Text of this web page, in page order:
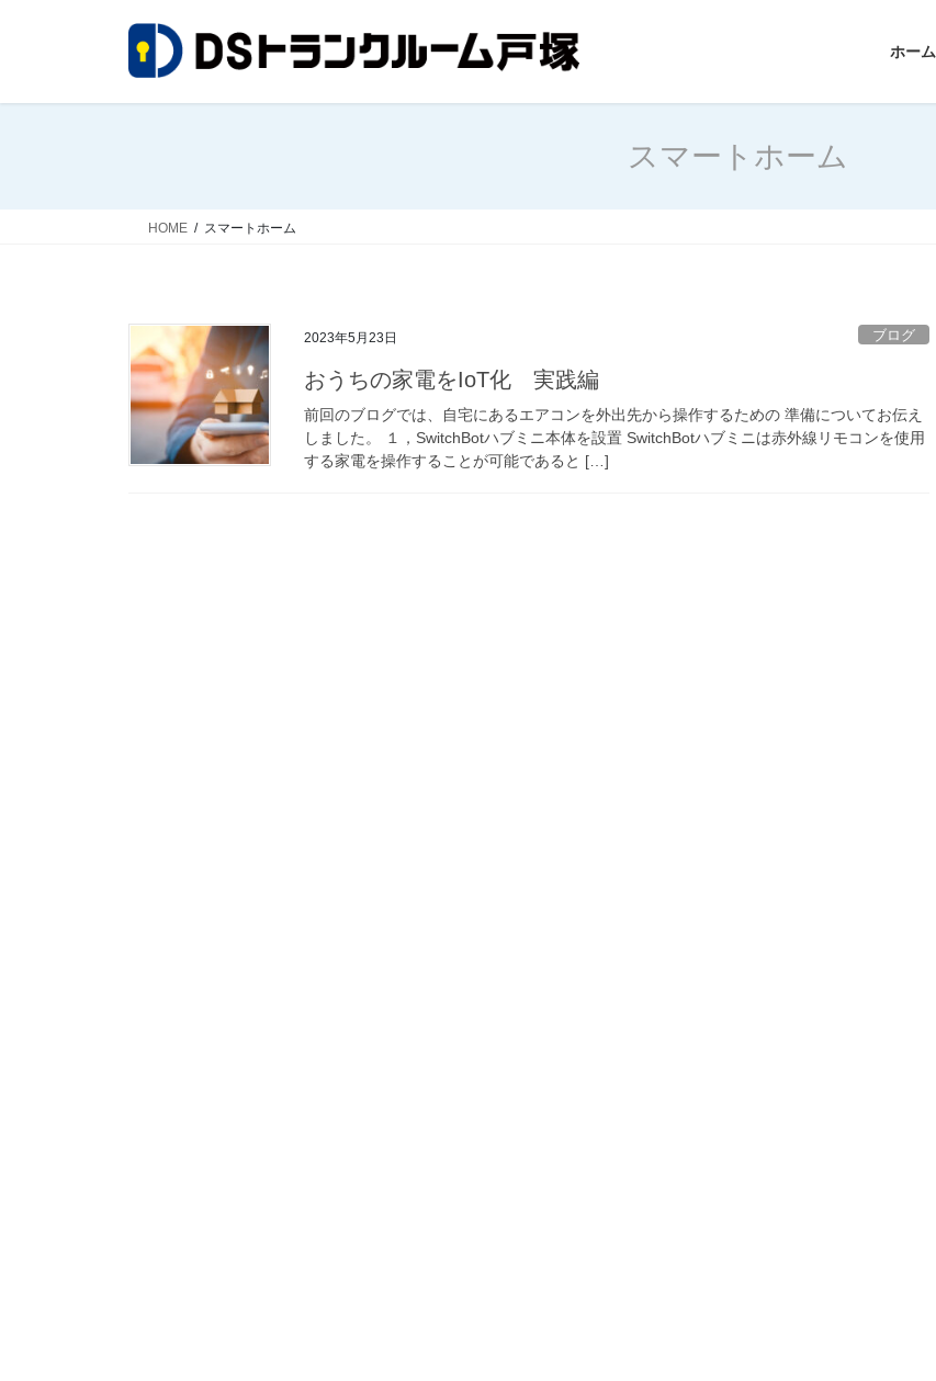
ホーム
スマートホーム
HOME スマートホーム
2023年5月23日 ブログ
おうちの家電をIoT化 実践編
前回のブログでは、自宅にあるエアコンを外出先から操作するための 準備についてお伝え
しました。 １，SwitchBotハブミニ本体を設置 SwitchBotハブミニは赤外線リモコンを使用
する家電を操作することが可能であると […]